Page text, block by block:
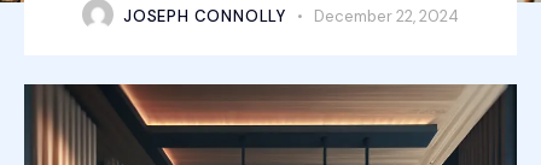
JOSEPH CONNOLLY December 22, 2024